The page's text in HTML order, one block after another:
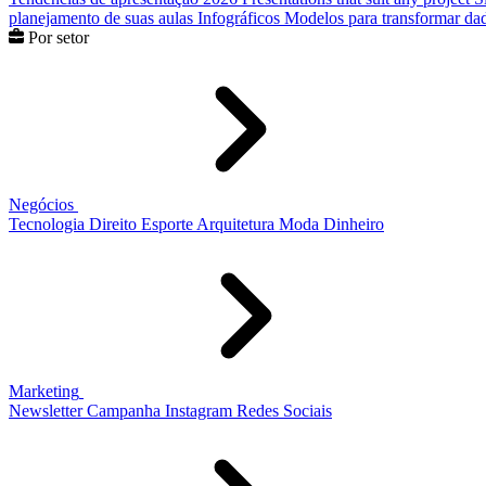
planejamento de suas aulas Infográficos Modelos para transformar
Por setor
Negócios
Tecnologia Direito Esporte Arquitetura Moda Dinheiro
Marketing
Newsletter Campanha Instagram Redes Sociais